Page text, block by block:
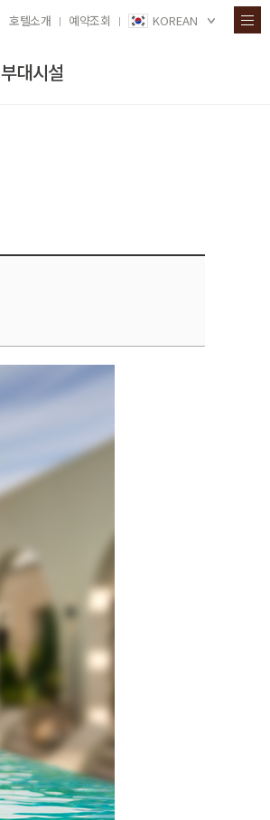
호텔소개 예약조회 KOREAN
부대시설